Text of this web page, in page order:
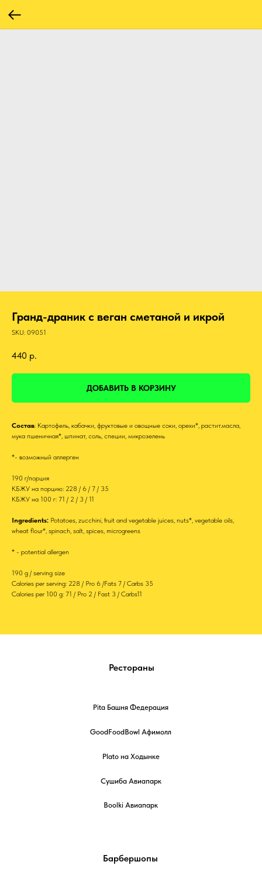
Гранд-драник с веган сметаной и икрой
SKU: 09051
440 р.
ДОБАВИТЬ В КОРЗИНУ
Состав: Картофель, кабачки, фруктовые и овощные соки, орехи*, растит.масла,
мука пшеничная*, шпинат, соль, специи, микрозелень
*- возможный аллерген
190 г/порция
КБЖУ на порцию: 228 / 6 / 7 / 35
КБЖУ на 100 г: 71 / 2 / 3 / 11
Ingredients: Potatoes, zucchini, fruit and vegetable juices, nuts*, vegetable oils,
wheat flour*, spinach, salt, spices, microgreens
* - potential allergen
190 g / serving size
Calories per serving: 228 / Pro 6 /Fats 7 / Carbs 35
Calories per 100 g: 71 / Pro 2 / Fast 3 / Carbs11
Барбершопы
Рестораны
Pita Башня Федерация
GoodFoodBowl Афимолл
Plato на Ходынке
Сушиба Авиапарк
Boolki Авиапарк